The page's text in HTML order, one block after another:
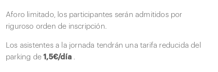
Aforo limitado, los participantes serán admitidos por
riguroso orden de inscripción.
Los asistentes a la jornada tendrán una tarifa reducida del
parking de1,5€/día.